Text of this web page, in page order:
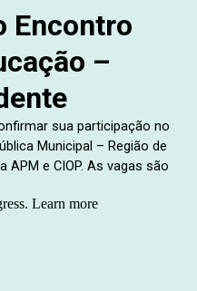
Encontro
–
sua participação no
Municipal – Região de
APM e CIOP. As vagas são
Learn more